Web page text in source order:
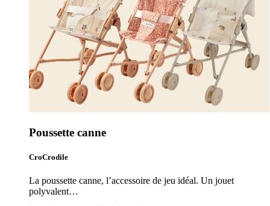
Poussette canne
CroCrodile
La poussette canne, l’accessoire de jeu idéal. Un jouet
polyvalent…